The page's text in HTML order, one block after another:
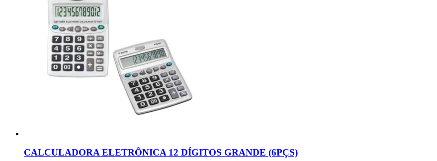
CALCULADORA ELETRÔNICA 12 DÍGITOS GRANDE (6PÇS)